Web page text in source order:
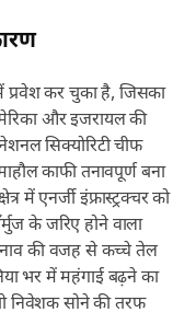
प्रवेश कर चुका है, जिसका
और इजरायल की
सिक्योरिटी चीफ
काफी तनावपूर्ण बना
में एनर्जी इंफ्रास्ट्रक्चर को
के जरिए होने वाला
की वजह से कच्चे तेल
भर में महंगाई बढ़ने का
निवेशक सोने की तरफ